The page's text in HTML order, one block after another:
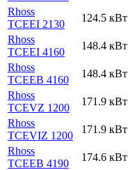
Rhoss
TCEEI 2130
124.5 кВт
Rhoss
TCEEI 4160
148.4 кВт
Rhoss
TCEEB 4160
148.4 кВт
Rhoss
TCEVZ 1200
171.9 кВт
Rhoss
TCEVIZ 1200
171.9 кВт
Rhoss
TCEEB 4190
174.6 кВт